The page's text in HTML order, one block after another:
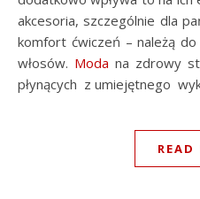
akcesoria, szczególnie dla
komfort ćwiczeń – należą
włosów. Moda na zdrowy
płynących z umiejętnego
READ